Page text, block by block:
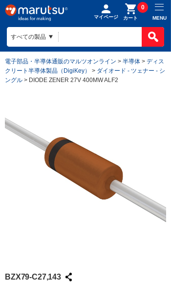
マイページ カート
0
MENU
電子部品・半導体通販のマルツオンライン > 半導体 > ディス
クリート半導体製品（DigiKey）
> ダイオード - ツェナー - シ
ングル > DIODE ZENER 27V 400MW ALF2
BZX79-C27,143